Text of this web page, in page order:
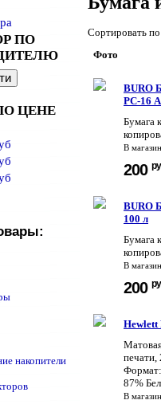
ПО
ЦЕНЕ
накопители
Сортировать
Фото
BURO
РС-16
Бумага
В
200
BURO
100 л
Бумага
В
200
Hewlett
печати,
87%
В